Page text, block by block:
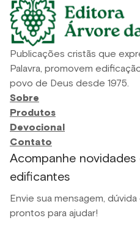
Publicações cristãs que
Palavra, promovem
povo de Deus desde 1975.
Sobre
Produtos
Devocional
Contato
Acompanhe
edificantes
Envie sua mensagem,
prontos para ajudar!